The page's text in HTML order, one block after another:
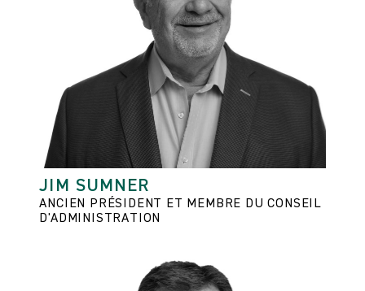
JIM SUMNER
ANCIEN PRÉSIDENT ET MEMBRE DU CONSEIL
D'ADMINISTRATION